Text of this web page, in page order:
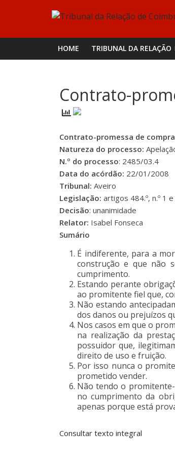
Tribunal
da
de
Coimbra
HOME TRIBUNAL DA RELAÇÃO
Contrato-
Contrato-promessa de
Natureza do processo:
N.º do processo: 2485/03.4
Data do acórdão: 22/01/2008
Tribunal: Aveiro
Legislação: artigos 484.º, n.º 1
Decisão: unanimidade
Relator: Isabel Fonseca
Sumário
É indiferente, para a
construção e que não
cumprimento.
Estando perante
ao promitente fiel que,
Não estando
dos danos ou prejuízos
Nos casos em que o
na realização da
possuidor que,
direito de uso e fruição.
Por isso nunca o
prometido vender.
Não tendo o
no cumprimento da
apenas porque está
Consultar texto integral